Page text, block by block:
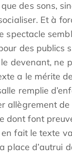
des sons,
Et à
des publics
le devenant,
a le mérite
remplie
allègrement
dont font
fait le texte
place d’autrui